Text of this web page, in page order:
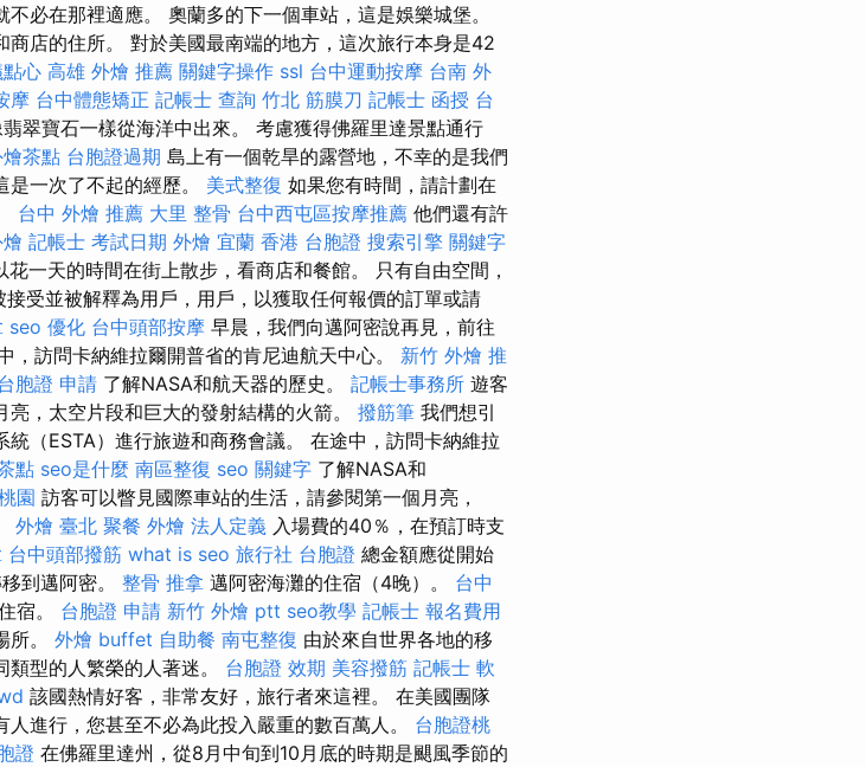
必在那裡適應。 奧蘭多的下一個車站，這是娛樂城堡。
店的住所。 對於美國最南端的地方，這次旅行本身是42
心 高雄 外燴 推薦 關鍵字操作 ssl 台中運動按摩 台南 外
摩 台中體態矯正 記帳士 查詢 竹北 筋膜刀 記帳士 函授 台
翠寶石一樣從海洋中出來。 考慮獲得佛羅里達景點通行
茶點 台胞證過期 島上有一個乾旱的露營地，不幸的是我們
一次了不起的經歷。 美式整復 如果您有時間，請計劃在
台中 外燴 推薦 大里 整骨 台中西屯區按摩推薦 他們還有許
記帳士 考試日期 外燴 宜蘭 香港 台胞證 搜索引擎 關鍵字
花一天的時間在街上散步，看商店和餐館。 只有自由空間，
受並被解釋為用戶，用戶，以獲取任何報價的訂單或請
seo 優化 台中頭部按摩 早晨，我們向邁阿密說再見，前往
，訪問卡納維拉爾開普省的肯尼迪航天中心。 新竹 外燴 推
胞證 申請 了解NASA和航天器的歷史。 記帳士事務所 遊客
，太空片段和巨大的發射結構的火箭。 撥筋筆 我們想引
（ESTA）進行旅遊和商務會議。 在途中，訪問卡納維拉
點 seo是什麼 南區整復 seo 關鍵字 了解NASA和
園 訪客可以瞥見國際車站的生活，請參閱第一個月亮，
外燴 臺北 聚餐 外燴 法人定義 入場費的40％，在預訂時支
台中頭部撥筋 what is seo 旅行社 台胞證 總金額應從開始
到邁阿密。 整骨 推拿 邁阿密海灘的住宿（4晚）。 台中
宿。 台胞證 申請 新竹 外燴 ptt seo教學 記帳士 報名費用
所。 外燴 buffet 自助餐 南屯整復 由於來自世界各地的移
型的人繁榮的人著迷。 台胞證 效期 美容撥筋 記帳士 軟
該國熱情好客，非常友好，旅行者來這裡。 在美國團隊
進行，您甚至不必為此投入嚴重的數百萬人。 台胞證桃
證 在佛羅里達州，從8月中旬到10月底的時期是颶風季節的